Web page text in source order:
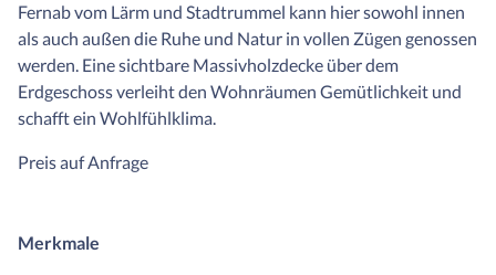
Fernab vom Lärm und Stadtrummel kann hier sowohl innen
als auch außen die Ruhe und Natur in vollen Zügen genossen
werden. Eine sichtbare Massivholzdecke über dem
Erdgeschoss verleiht den Wohnräumen Gemütlichkeit und
schafft ein Wohlfühlklima.
Preis auf Anfrage
Merkmale